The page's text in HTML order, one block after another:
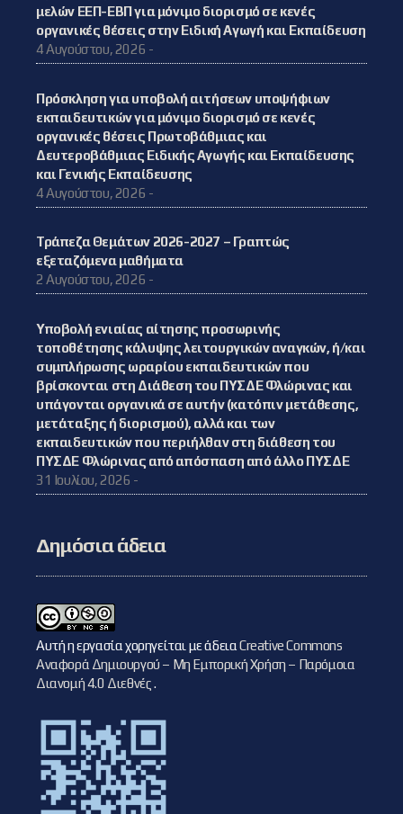
μελών ΕΕΠ-ΕΒΠ για μόνιμο διορισμό σε κενές
οργανικές θέσεις στην Ειδική Αγωγή και Εκπαίδευση
4 Αυγούστου, 2026 -
Πρόσκληση για υποβολή αιτήσεων υποψήφιων
εκπαιδευτικών για μόνιμο διορισμό σε κενές
οργανικές θέσεις Πρωτοβάθμιας και
Δευτεροβάθμιας Ειδικής Αγωγής και Εκπαίδευσης
και Γενικής Εκπαίδευσης
4 Αυγούστου, 2026 -
Τράπεζα Θεμάτων 2026-2027 – Γραπτώς
εξεταζόμενα μαθήματα
2 Αυγούστου, 2026 -
Υποβολή ενιαίας αίτησης προσωρινής
τοποθέτησης κάλυψης λειτουργικών αναγκών, ή/και
συμπλήρωσης ωραρίου εκπαιδευτικών που
βρίσκονται στη Διάθεση του ΠΥΣΔΕ Φλώρινας και
υπάγονται οργανικά σε αυτήν (κατόπιν μετάθεσης,
μετάταξης ή διορισμού), αλλά και των
εκπαιδευτικών που περιήλθαν στη διάθεση του
ΠΥΣΔΕ Φλώρινας από απόσπαση από άλλο ΠΥΣΔΕ
31 Ιουλίου, 2026 -
Δημόσια άδεια
Αυτή η εργασία χορηγείται με άδειαCreative Commons
Αναφορά Δημιουργού – Μη Εμπορική Χρήση – Παρόμοια
Διανομή 4.0 Διεθνές.